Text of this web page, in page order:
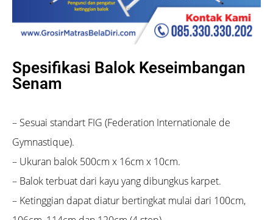
Spesifikasi Balok Keseimbangan
Senam
– Sesuai standart FIG (Federation Internationale de
Gymnastique).
– Ukuran balok 500cm x 16cm x 10cm.
– Balok terbuat dari kayu yang dibungkus karpet.
– Ketinggian dapat diatur bertingkat mulai dari 100cm,